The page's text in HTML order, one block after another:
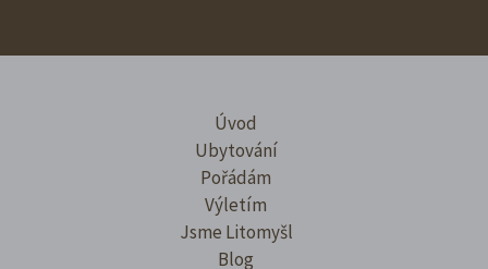
Úvod
Ubytování
Pořádám
Výletím
Jsme Litomyšl
Blog